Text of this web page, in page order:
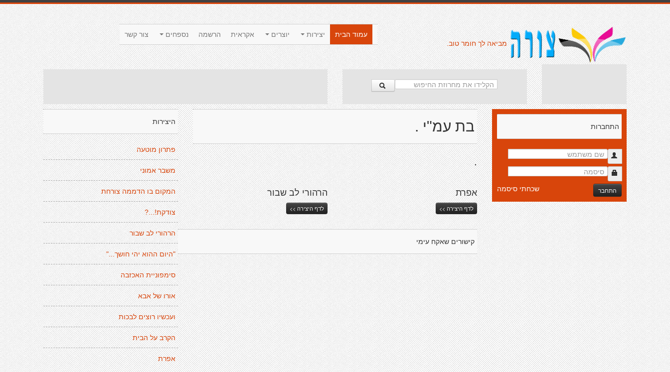
צור קשר נספחים הרשמה אקראית יוצרים יצירות
עמוד הבית
מביאה לך חומר טוב.
היצירות
פתרון מוטעה
משבר אמוני
המקום בו הדממה צורחת
צודקת!...?
הרהורי לב שבור
"היום ההוא יהי חושך..."
סימפוניית האכזבה
אורו של אבא
ועכשיו רוצים לבכות
הקרב על הבית
אפרת
בת עמ"י .
.
הרהורי לב שבור
לדף היצירה >>
אפרת
לדף היצירה >>
קישורים שאקח עימי
התחברות
התחבר שכחתי סיסמה